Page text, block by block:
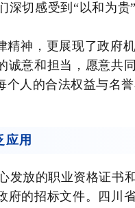
切感受到“以和为贵
神，更展现了政府
意和担当，愿意共
人的合法权益与名誉
应用
发放的职业资格证书
府的招标文件。四川